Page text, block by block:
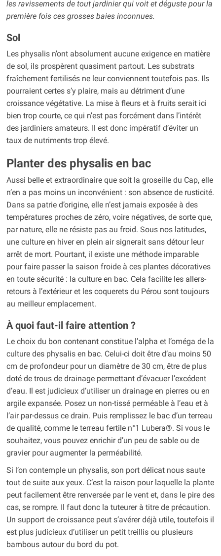
les ravissements de tout jardinier qui voit et déguste pour la
première fois ces grosses baies inconnues.
Sol
Les physalis n’ont absolument aucune exigence en matière
de sol, ils prospèrent quasiment partout. Les substrats
fraîchement fertilisés ne leur conviennent toutefois pas. Ils
pourraient certes s’y plaire, mais au détriment d’une
croissance végétative. La mise à fleurs et à fruits serait ici
bien trop courte, ce qui n’est pas forcément dans l’intérêt
des jardiniers amateurs. Il est donc impératif d’éviter un
taux de nutriments trop élevé.
Planter des physalis en bac
Aussi belle et extraordinaire que soit la groseille du Cap, elle
n’en a pas moins un inconvénient : son absence de rusticité.
Dans sa patrie d’origine, elle n’est jamais exposée à des
températures proches de zéro, voire négatives, de sorte que,
par nature, elle ne résiste pas au froid. Sous nos latitudes,
une culture en hiver en plein air signerait sans détour leur
arrêt de mort. Pourtant, il existe une méthode imparable
pour faire passer la saison froide à ces plantes décoratives
en toute sécurité : la culture en bac. Cela facilite les allers-
retours à l’extérieur et les coquerets du Pérou sont toujours
au meilleur emplacement.
À quoi faut-il faire attention ?
Le choix du bon contenant constitue l’alpha et l’oméga de la
culture des physalis en bac. Celui-ci doit être d’au moins 50
cm de profondeur pour un diamètre de 30 cm, être de plus
doté de trous de drainage permettant d’évacuer l’excédent
d’eau. Il est judicieux d’utiliser un drainage en pierres ou en
argile expansée. Posez un non-tissé perméable à l’eau et à
l’air par-dessus ce drain. Puis remplissez le bac d’un terreau
de qualité, comme le terreau fertile n°1 Lubera®. Si vous le
souhaitez, vous pouvez enrichir d’un peu de sable ou de
gravier pour augmenter la perméabilité.
Si l’on contemple un physalis, son port délicat nous saute
tout de suite aux yeux. C’est la raison pour laquelle la plante
peut facilement être renversée par le vent et, dans le pire des
cas, se rompre. Il faut donc la tuteurer à titre de précaution.
Un support de croissance peut s’avérer déjà utile, toutefois il
est plus judicieux d’utiliser un petit treillis ou plusieurs
bambous autour du bord du pot.